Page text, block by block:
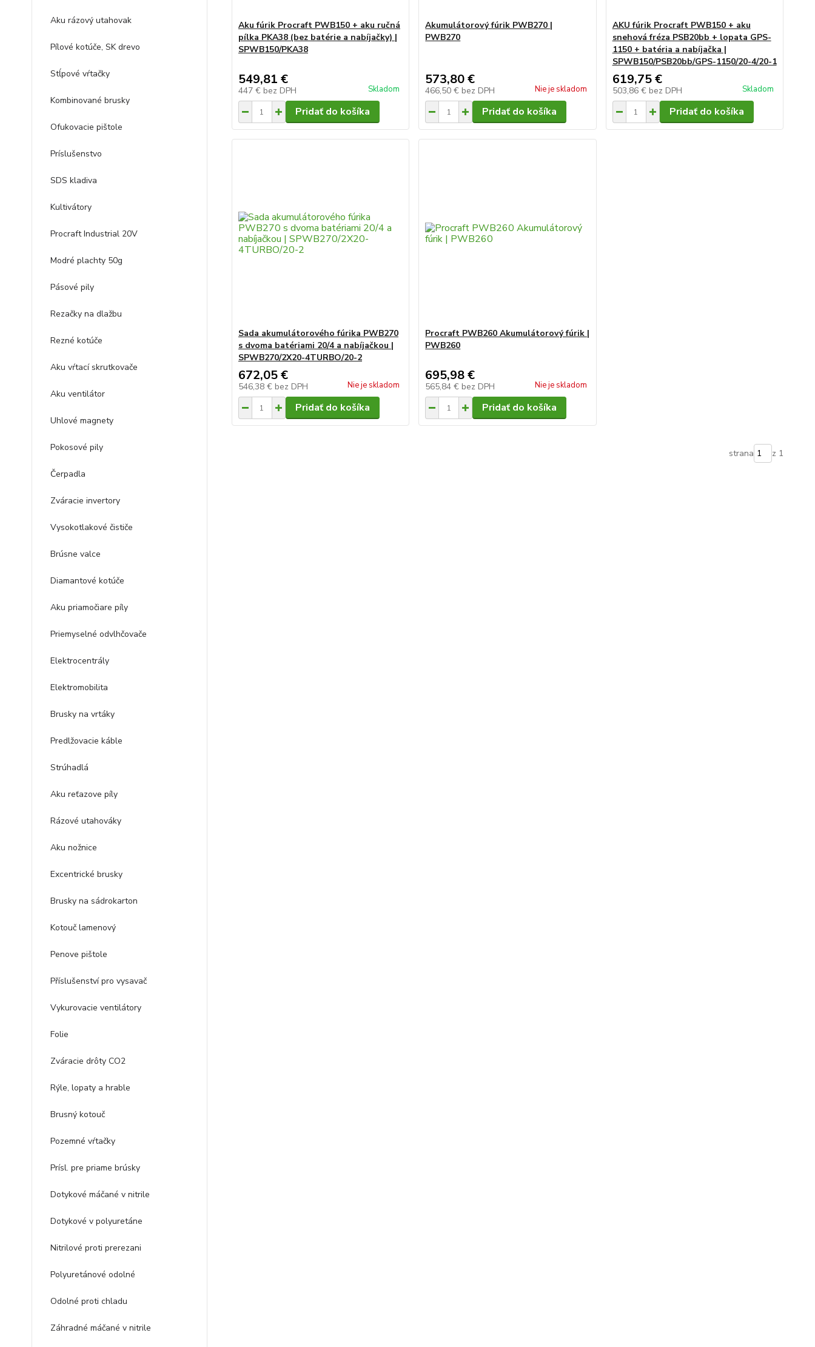
Aku rázový utahovak
Pílové kotúče, SK drevo
Stĺpové vŕtačky
Kombinované brusky
Ofukovacie pištole
Príslušenstvo
SDS kladiva
Kultivátory
Procraft Industrial 20V
Modré plachty 50g
Pásové pily
Rezačky na dlažbu
Rezné kotúče
Aku vŕtací skrutkovače
Aku ventilátor
Uhlové magnety
Pokosové pily
Čerpadla
Zváracie invertory
Vysokotlakové čističe
Brúsne valce
Diamantové kotúče
Aku priamočiare píly
Priemyselné odvlhčovače
Elektrocentrály
Elektromobilita
Brusky na vrtáky
Predlžovacie káble
Strúhadlá
Aku reťazove píly
Rázové utahováky
Aku nožnice
Excentrické brusky
Brusky na sádrokarton
Kotouč lamenový
Penove pištole
Příslušenství pro vysavač
Vykurovacie ventilátory
Folie
Zváracie drôty CO2
Rýle, lopaty a hrable
Brusný kotouč
Pozemné vŕtačky
Prísl. pre priame brúsky
Dotykové máčané v nitrile
Dotykové v polyuretáne
Nitrilové proti prerezani
Polyuretánové odolné
Odolné proti chladu
Záhradné máčané v nitrile
Aku fúrik Procraft PWB150 + aku ručná
pílka PKA38 (bez batérie a nabíjačky) |
SPWB150/PKA38
549,81 €
447 € bez DPH Skladom
Pridať do košíka
Akumulátorový fúrik PWB270 |
PWB270
573,80 €
466,50 € bez DPH Nie je skladom
Pridať do košíka
AKU fúrik Procraft PWB150 + aku
snehová fréza PSB20bb + lopata GPS-
1150 + batéria a nabíjačka |
SPWB150/PSB20bb/GPS-1150/20-4/20-1
619,75 €
503,86 € bez DPH Skladom
Pridať do košíka
Sada akumulátorového fúrika PWB270
s dvoma batériami 20/4 a nabíjačkou |
SPWB270/2X20-4TURBO/20-2
672,05 €
546,38 € bez DPH Nie je skladom
Pridať do košíka
Procraft PWB260 Akumulátorový fúrik |
PWB260
695,98 €
565,84 € bez DPH Nie je skladom
Pridať do košíka
strana z 1